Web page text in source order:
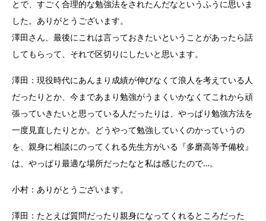
とで、すごく合理的な勉強法をされたんだなというふうに思いま
した。ありがとうございます。
澤田さん、最後にこれは言っておきたいということがあったら話
してもらって、それで区切りにしたいと思います。
澤田：現役時代にあんまり成績が伸びなくて浪人を考えている人
だったりとか、今まであまり勉強がうまくいかなくてこれから頑
張っていきたいと思っている人だったりは、やっぱり勉強方法を
一度見直したりとか。どうやって勉強していくのかっていうの
を、親身に相談にのってくれる先生方がいる『多磨高等予備校』
は、やっぱり最適な場所だったなと私は感じたので…。
小村：ありがとうございます。
澤田：たとえば質問だったり親身になってくれるところだった